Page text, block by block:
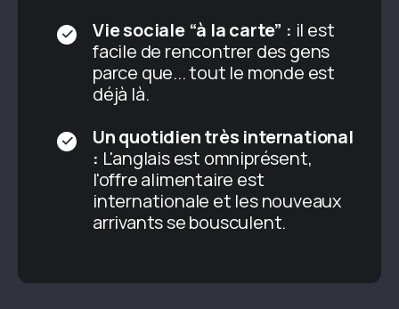
Vie sociale “à la carte” : il est
facile de rencontrer des gens
parce que... tout le monde est
déjà là.
Un quotidien très international
: L'anglais est omniprésent,
l'offre alimentaire est
internationale et les nouveaux
arrivants se bousculent.